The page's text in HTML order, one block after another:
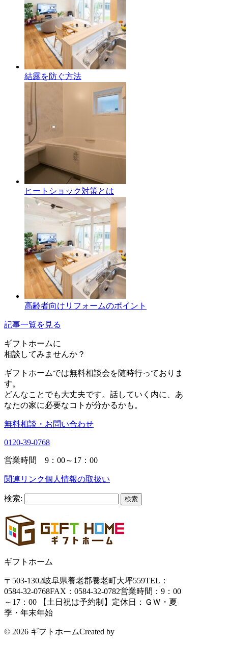
結露を防ぐ方法
ヒートショック対策とは
高齢者向けリフォームのポイント
記事一覧を見る
ギフトホームに
相談 してみませんか？
ギフトホームでは無料相談会を随時行っておりま
す。
どんなことでも大丈夫です。話していく内に、あ
なたの家に必要なコトが分かるかも。
無料相談・お問い合わせ
0120-39-0768
営業時間 9：00～17：00
関連リンク個人情報の取扱い
検索:
ギフトホーム
〒503-1302岐阜県養老郡養老町大坪559TEL：
0584-32-0768FAX：0584-32-0782営業時間：9：00
～17：00 【土日祝は予約制】 定休日：ＧＷ・夏
季・年末年始
© 2026 ギフトホームCreated by